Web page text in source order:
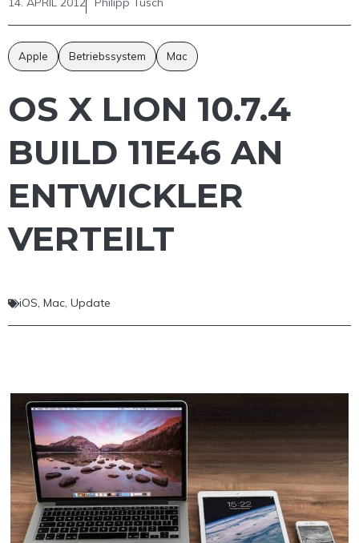
Apple Betriebssystem Mac
OS X LION 10.7.4
BUILD 11E46 AN
ENTWICKLER
VERTEILT
iOS, Mac, Update